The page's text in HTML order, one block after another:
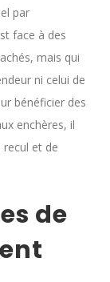
par
face à des
mais qui
ni celui de
bénéficier des
enchères, il
recul et de
de